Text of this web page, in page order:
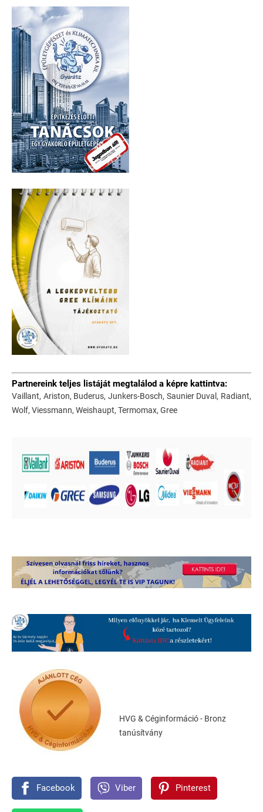
Partnereink teljes listáját megtalálod a képre kattintva:
Vaillant, Ariston, Buderus, Junkers-Bosch, Saunier Duval, Radiant,
Wolf, Viessmann, Weishaupt, Termomax, Gree
HVG & Céginformáció - Bronz
tanúsítvány
Facebook Viber Pinterest